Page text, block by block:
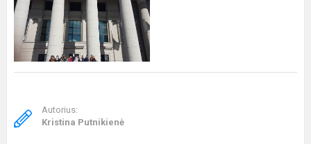
Autorius:
Kristina Putnikienė